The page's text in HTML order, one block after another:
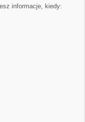
informacje, kiedy: